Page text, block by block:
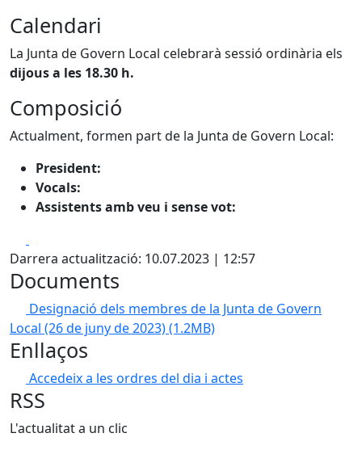
Calendari
La Junta de Govern Local celebrarà sessió ordinària els
dijous a les 18.30 h.
Composició
Actualment, formen part de la Junta de Govern Local:
President:
Vocals:
Assistents amb veu i sense vot:
Darrera actualització: 10.07.2023 | 12:57
Documents
Designació dels membres de la Junta de Govern
Local (26 de juny de 2023)(1.2MB)
Enllaços
Accedeix a les ordres del dia i actes
RSS
L'actualitat a un clic